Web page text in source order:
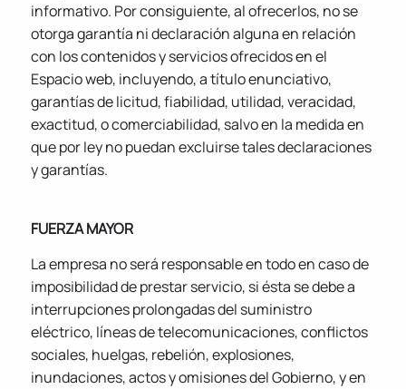
informativo. Por consiguiente, al ofrecerlos, no se
otorga garantía ni declaración alguna en relación
con los contenidos y servicios ofrecidos en el
Espacio web, incluyendo, a título enunciativo,
garantías de licitud, fiabilidad, utilidad, veracidad,
exactitud, o comerciabilidad, salvo en la medida en
que por ley no puedan excluirse tales declaraciones
y garantías.
FUERZA MAYOR
La empresa no será responsable en todo en caso de
imposibilidad de prestar servicio, si ésta se debe a
interrupciones prolongadas del suministro
eléctrico, líneas de telecomunicaciones, conflictos
sociales, huelgas, rebelión, explosiones,
inundaciones, actos y omisiones del Gobierno, y en